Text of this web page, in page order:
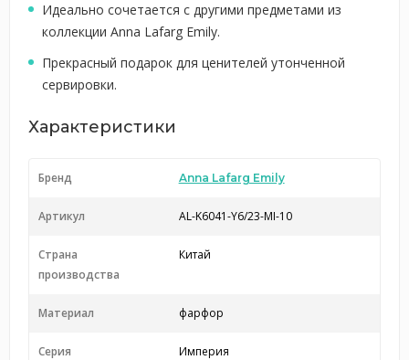
Идеально сочетается с другими предметами из
коллекции Anna Lafarg Emily.
Прекрасный подарок для ценителей утонченной
сервировки.
Характеристики
Бренд Anna Lafarg Emily
Артикул AL-K6041-Y6/23-MI-10
Страна
производства
Китай
Материал фарфор
Серия Империя